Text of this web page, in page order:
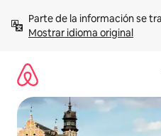
contenidoMostrar idioma original